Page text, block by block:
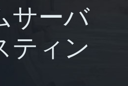
サーバ
ティン